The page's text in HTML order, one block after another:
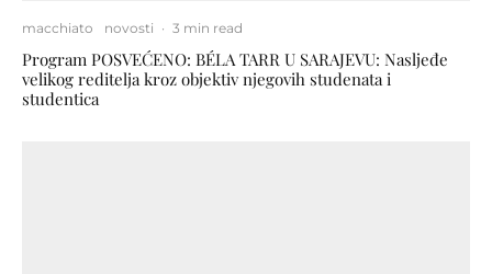
macchiato novosti · 3 min read
Program POSVEĆENO: BÉLA TARR U SARAJEVU: Nasljeđe
velikog reditelja kroz objektiv njegovih studenata i
studentica